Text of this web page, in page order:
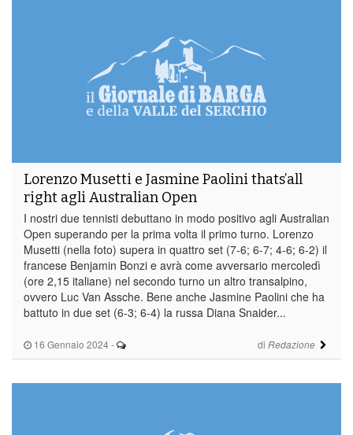
16 Gennaio 2024 - di Redazione
Lorenzo Musetti e Jasmine Paolini thats’all
right agli Australian Open
I nostri due tennisti debuttano in modo positivo agli Australian
Open superando per la prima volta il primo turno. Lorenzo
Musetti (nella foto) supera in quattro set (7-6; 6-7; 4-6; 6-2) il
francese Benjamin Bonzi e avrà come avversario mercoledì
(ore 2,15 italiane) nel secondo turno un altro transalpino,
ovvero Luc Van Assche. Bene anche Jasmine Paolini che ha
battuto in due set (6-3; 6-4) la russa Diana Snaider...